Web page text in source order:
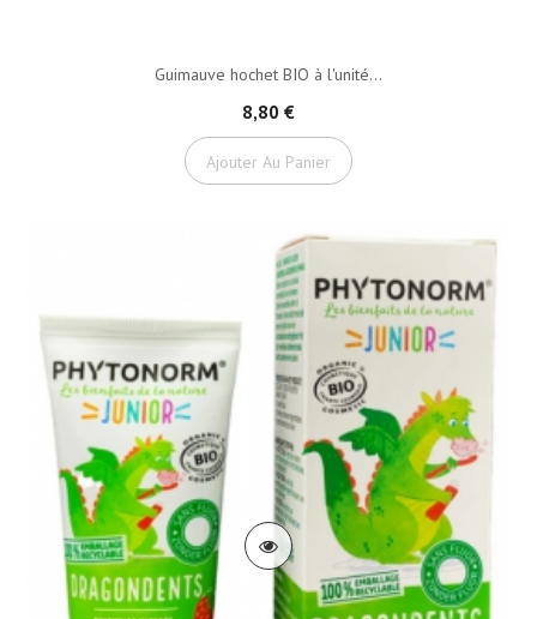
Guimauve hochet BIO à l'unité...
8,80 €
Ajouter Au Panier